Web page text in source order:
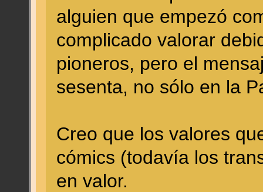
alguien que empezó
complicado valorar
pioneros, pero el
sesenta, no sólo en la
Creo que los valores
cómics (todavía los
en valor.